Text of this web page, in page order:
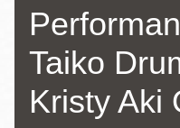
Taiko
Kristy Aki